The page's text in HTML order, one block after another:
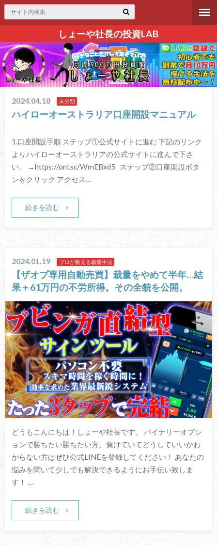
しょーや社長の投資LAB
2024.04.18 未分類
ハイローオーストラリア口座開設マニュアル
1.口座開設手順 ステップ①公式サイトに進む 下記のリンク
よりハイローオーストラリアの公式サイトに進んで下さ
い。 →https://onl.sc/WmEBxd5 ステップ②口座開設ボタ
ンをクリック アクセス…
続きを読む
2024.01.19 プロが教える裁量手法
【ザオプ専用自動売買】裁量をやめて半年…結
果＋61万円の不労所得。その全貌を公開。
どうもこんにちは！しょーや社長です。 バイナリーオプシ
ョンで勝ちたい勝ちたい方、負けていてどうしていいかわ
からない方はぜひ公式LINEを登録してください！ あなたの
悩みを聞いて少しでも解決できるようにお手伝い致しま
す！ …
続きを読む